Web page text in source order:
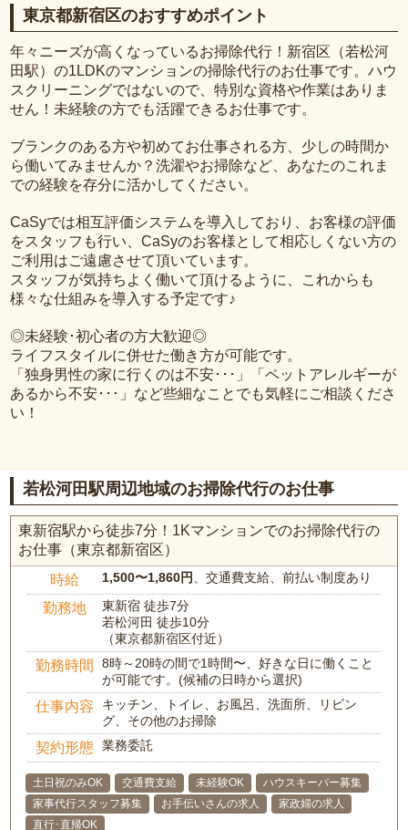
東京都新宿区のおすすめポイント
年々ニーズが高くなっているお掃除代行！新宿区（若松河
田駅）の1LDKのマンションの掃除代行のお仕事です。ハウ
スクリーニングではないので、特別な資格や作業はありま
せん！未経験の方でも活躍できるお仕事です。
ブランクのある方や初めてお仕事される方、少しの時間か
ら働いてみませんか？洗濯やお掃除など、あなたのこれま
での経験を存分に活かしてください。
CaSyでは相互評価システムを導入しており、お客様の評価
をスタッフも行い、CaSyのお客様として相応しくない方の
ご利用はご遠慮させて頂いています。
スタッフが気持ちよく働いて頂けるように、これからも
様々な仕組みを導入する予定です♪
◎未経験･初心者の方大歓迎◎
ライフスタイルに併せた働き方が可能です。
「独身男性の家に行くのは不安･･･」「ペットアレルギーが
あるから不安･･･」など些細なことでも気軽にご相談くださ
い！
若松河田駅周辺地域のお掃除代行のお仕事
東新宿駅から徒歩7分！1Kマンションでのお掃除代行の
お仕事（東京都新宿区）
時給 1,500〜1,860円、交通費支給、前払い制度あり
勤務地
東新宿 徒歩7分
若松河田 徒歩10分
（東京都新宿区付近）
勤務時間
8時～20時の間で1時間〜、好きな日に働くこと
が可能です。(候補の日時から選択)
仕事内容
キッチン、トイレ、お風呂、洗面所、リビン
グ、その他のお掃除
契約形態 業務委託
土日祝のみOK 交通費支給 未経験OK
ハウスキーパー募集
家事代行スタッフ募集
お手伝いさんの求人
家政婦の求人
直行･直帰OK